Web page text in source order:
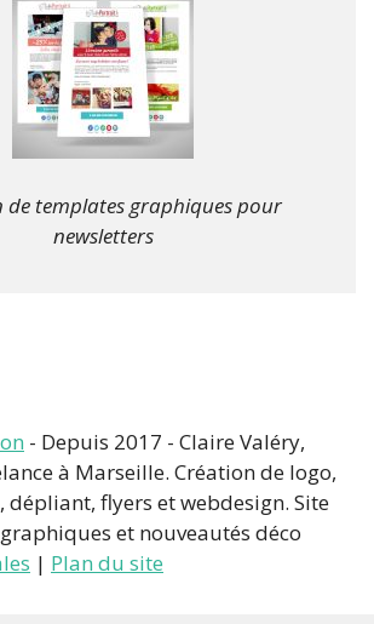
de templates graphiques pour
newsletters
- Depuis 2017 - Claire Valéry,
à Marseille. Création de logo,
dépliant, flyers et webdesign. Site
et nouveautés déco
| Plan du site